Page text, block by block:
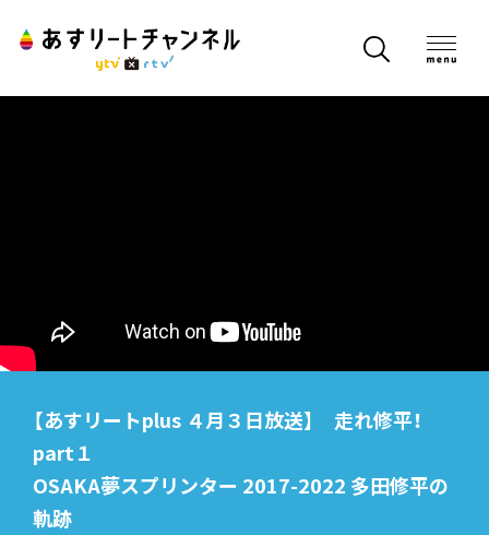
【あすリートplus ４月３日放送】 走れ修平！
part１
OSAKA夢スプリンター 2017-2022 多田修平の
軌跡